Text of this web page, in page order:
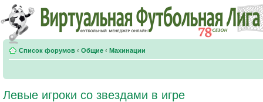
Список форумов ‹ Общие ‹ Махинации
Левые игроки со звездами в игре